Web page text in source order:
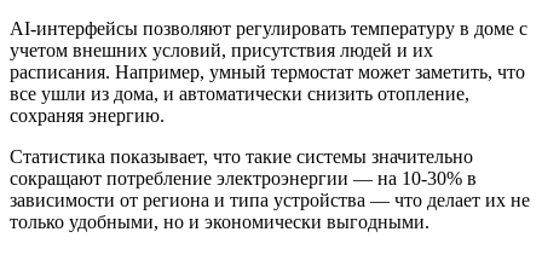
AI-интерфейсы позволяют регулировать температуру в доме с
учетом внешних условий, присутствия людей и их
расписания. Например, умный термостат может заметить, что
все ушли из дома, и автоматически снизить отопление,
сохраняя энергию.
Статистика показывает, что такие системы значительно
сокращают потребление электроэнергии — на 10-30% в
зависимости от региона и типа устройства — что делает их не
только удобными, но и экономически выгодными.